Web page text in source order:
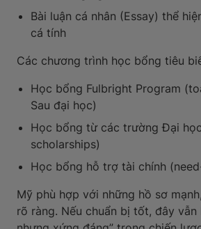
Bài luận cá nhân (Essay) thể
cá tính
Các chương trình học bổng tiêu
Học bổng Fulbright Program
Sau đại học)
Học bổng từ các trường Đại
scholarships)
Học bổng hỗ trợ tài chính
Mỹ phù hợp với những hồ sơ
rõ ràng. Nếu chuẩn bị tốt, đây vẫn